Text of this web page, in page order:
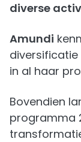
diverse
Amundi
diversificatie
in al haar
Bovendien
programma